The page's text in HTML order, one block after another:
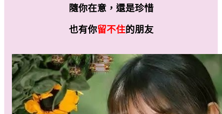
隨你在意，還是珍惜
也有你留不住的朋友